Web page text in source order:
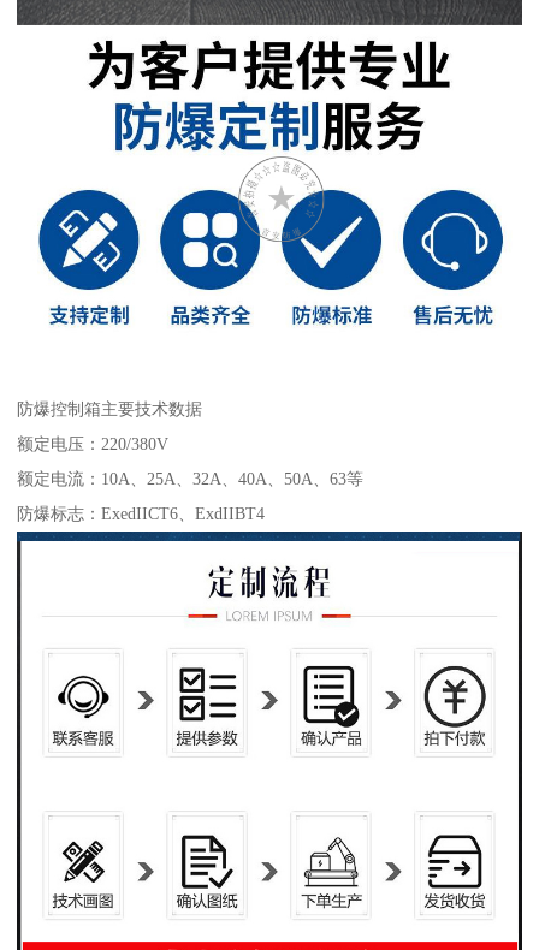
防爆控制箱主要技术数据
额定电压：220/380V
额定电流：10A、25A、32A、40A、50A、63等
防爆标志：ExedIICT6、ExdIIBT4